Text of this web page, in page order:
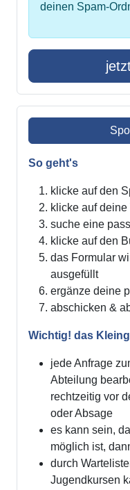
deinen Spam-
So geht's
klicke auf den
klicke auf
suche eine
klicke auf den
das Formular
ausgefüllt
ergänze deine
abschicken &
Wichtig! das
jede Anfrage
Abteilung
rechtzeitig vor
oder Absage
es kann sein,
möglich ist,
durch
Jugendkursen